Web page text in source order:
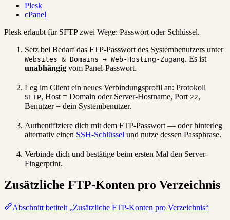
Plesk
cPanel
Plesk erlaubt für SFTP zwei Wege: Passwort oder Schlüssel.
Setz bei Bedarf das FTP-Passwort des Systembenutzers unter
Websites & Domains → Web-Hosting-Zugang. Es ist
unabhängig vom Panel-Passwort.
Leg im Client ein neues Verbindungsprofil an: Protokoll
SFTP, Host = Domain oder Server-Hostname, Port 22,
Benutzer = dein Systembenutzer.
Authentifiziere dich mit dem FTP-Passwort — oder hinterleg
alternativ einen SSH-Schlüssel und nutze dessen Passphrase.
Verbinde dich und bestätige beim ersten Mal den Server-
Fingerprint.
Zusätzliche FTP-Konten pro Verzeichnis
Abschnitt betitelt „Zusätzliche FTP-Konten pro Verzeichnis“